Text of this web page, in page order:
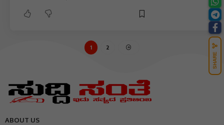
1 2
ABOUT US
SHARE